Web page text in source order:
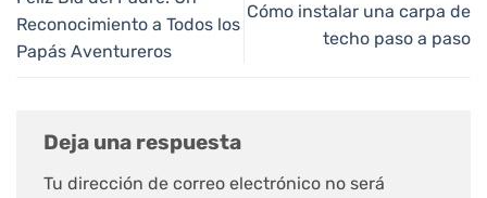
Reconocimiento a Todos los
Papás Aventureros
Cómo instalar una carpa de
techo paso a paso
Deja una respuesta
Tu dirección de correo electrónico no será